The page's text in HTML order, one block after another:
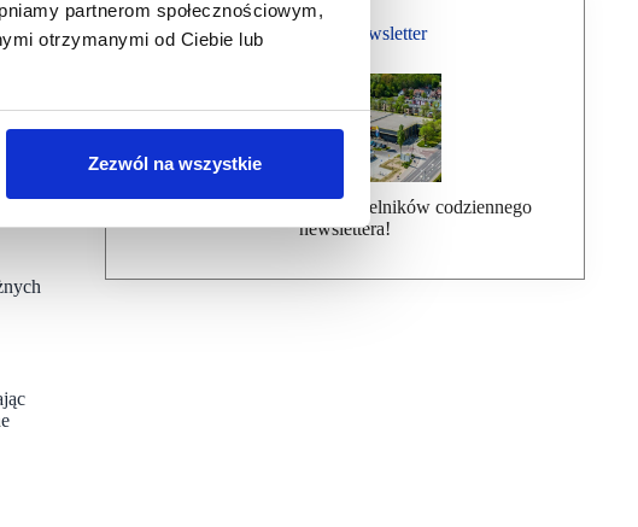
partnerom społecznościowym,
otrzymanymi od Ciebie lub
Zezwól na wszystkie
Bezpłatny Newsletter
Dołącz do ponad 7000 czytelników codziennego
newslettera!